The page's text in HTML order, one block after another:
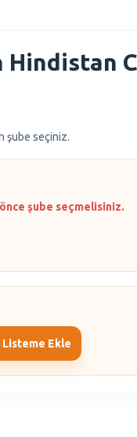
Hindistan
şube seçiniz.
şube seçmelisiniz.
Listeme Ekle